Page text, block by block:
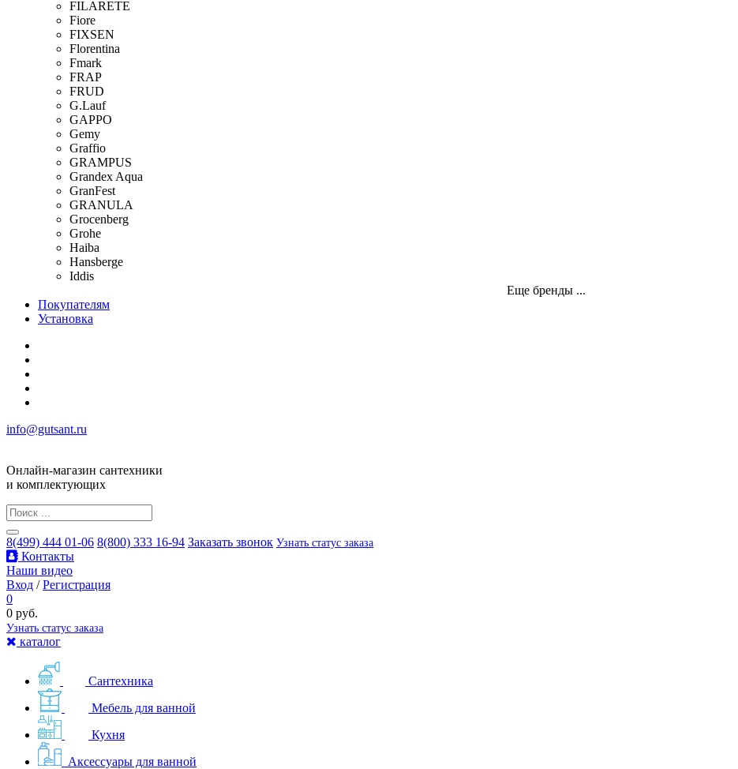
FILARETE
Fiore
FIXSEN
Florentina
Fmark
FRAP
FRUD
G.Lauf
GAPPO
Gemy
Graffio
GRAMPUS
Grandex Aqua
GranFest
GRANULA
Grocenberg
Grohe
Haiba
Hansberge
Iddis
Еще бренды ...
Покупателям
Установка
info@gutsant.ru
Онлайн-магазин сантехники
и комплектующих
8(499) 444 01-06 8(800) 333 16-94 Заказать звонок Узнать статус заказа
Контакты
Наши видео
Вход /Регистрация
0
0 руб.
Узнать статус заказа
каталог
Сантехника
Мебель для ванной
Кухня
Аксессуары для ванной